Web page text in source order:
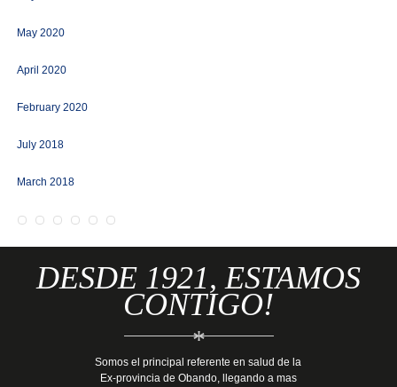
May 2020
April 2020
February 2020
July 2018
March 2018
DESDE 1921, ESTAMOS
CONTIGO!
*
Somos el principal referente en salud de la
Ex-provincia de Obando, llegando a mas